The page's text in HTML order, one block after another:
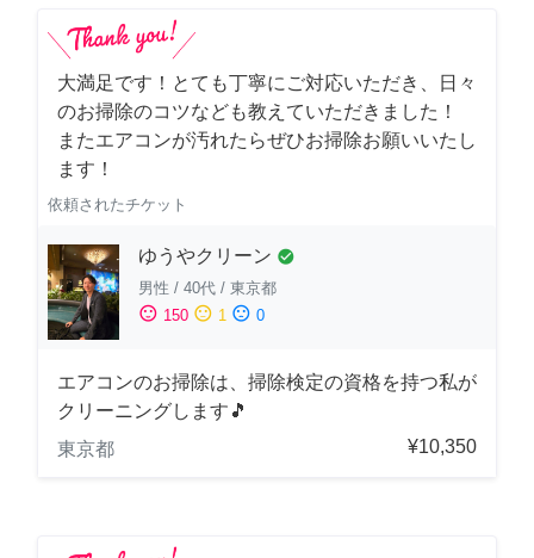
大満足です！とても丁寧にご対応いただき、日々
のお掃除のコツなども教えていただきました！
またエアコンが汚れたらぜひお掃除お願いいたし
ます！
依頼されたチケット
ゆうやクリーン check_circle
男性 / 40代 / 東京都
sentiment_satisfied 150 sentiment_neutral 1 sentiment_dissatisfied 0
エアコンのお掃除は、掃除検定の資格を持つ私が
クリーニングします🎵
東京都
¥10,350